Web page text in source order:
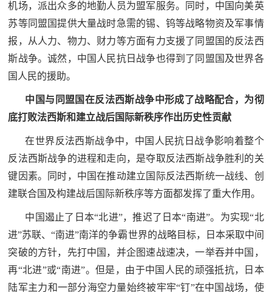
机场，派出众多的地勤人员为盟军服务。同时，中国向美英
苏等同盟国提供大量战时急需的锡、钨等战略物资及军事情
报，从人力、物力、财力等方面有力支援了同盟国的反法西
斯战争。诚然，中国人民抗日战争也得到了同盟国及世界各
国人民的援助。
中国与同盟国在反法西斯战争中形成了战略配合，为彻
底打败法西斯和建立战后国际新秩序作出历史性贡献
在世界反法西斯战争中，中国人民抗日战争影响着整个
反法西斯战争的进程和走向，是夺取反法西斯战争胜利的关
键因素。同时，中国在推动建立国际反法西斯统一战线、创
建联合国及构建战后国际新秩序等方面都发挥了重大作用。
中国遏止了日本“北进”，推迟了日本“南进”。为实现“北
进”苏联、“南进”南洋的争霸世界的战略目标，日本采取中间
突破的方针，先打中国，并企图速战速决，一举吞并中国，
再“北进”或“南进”。但是，由于中国人民的顽强抵抗，日本
陆军主力和一部分海空力量始终被牢牢“钉”在中国战场，使